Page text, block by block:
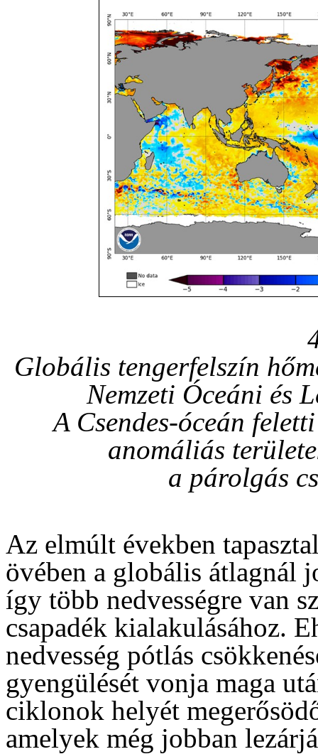
Globális tengerfelszín
Nemzeti Óceáni és
A Csendes-óceán
anomáliás
a párolgás
Az elmúlt években
övében a globális átlagnál
így több nedvességre van
csapadék kialakulásához.
nedvesség pótlás
gyengülését vonja maga
ciklonok helyét
amelyek még jobban